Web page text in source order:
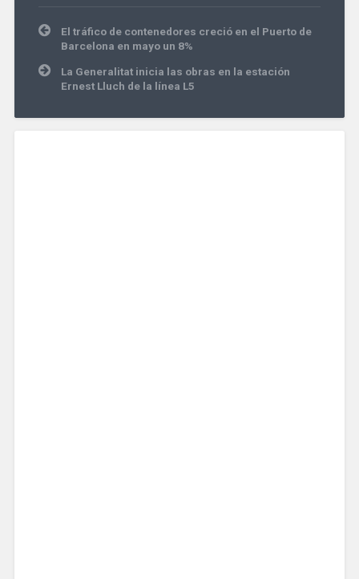
Navegación
de
entradas
El tráfico de contenedores creció en el Puerto de
Barcelona en mayo un 8%
La Generalitat inicia las obras en la estación
Ernest Lluch de la línea L5